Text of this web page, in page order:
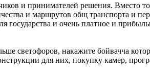
и принимателей решения. Вместо
и маршрутов общ транспорта и
государства и очень платное и
светофоров, накажите бойвачча
для них, покупку камер,